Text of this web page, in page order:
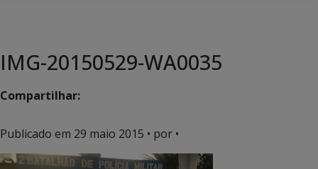
IMG-20150529-WA0035
Compartilhar:
Publicado em 29 maio 2015 • por •